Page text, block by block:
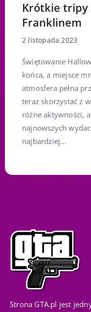
Krótkie tripy
Franklinem
2 listopada 2023
Świętowanie
końca, a miejsce
atmosfera pełna
teraz skorzystać z
różne aktywności,
najnowszych
najbardziej...
Strona GTA.pl jest